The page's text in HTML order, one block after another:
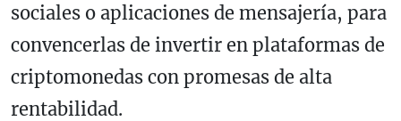
sociales o aplicaciones de mensajería, para
convencerlas de invertir en plataformas de
criptomonedas con promesas de alta
rentabilidad.